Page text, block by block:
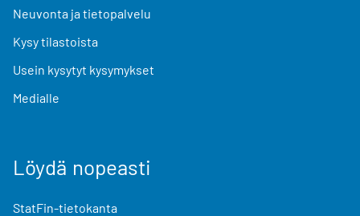
Neuvonta ja tietopalvelu
Kysy tilastoista
Usein kysytyt kysymykset
Medialle
Löydä nopeasti
StatFin-tietokanta